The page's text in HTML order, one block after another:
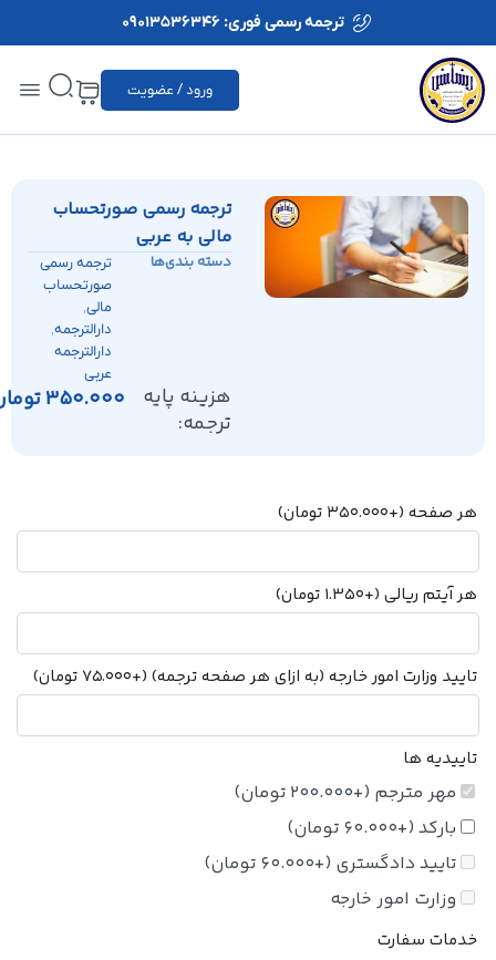
ترجمه رسمی فوری: 09013536346
ورود / عضویت
ترجمه رسمی صورتحساب
مالی به عربی
دسته بندی‌ها
ترجمه رسمی
صورتحساب
مالی,
دارالترجمه,
دارالترجمه
عربی
هزینه پایه
ترجمه:
350.000تومان
هر صفحه(+
350.000تومان)
هر آیتم ریالی(+
1.350 تومان)
تایید وزارت امور خارجه (به ازای هر صفحه ترجمه)(+
75.000تومان)
تاییدیه ها
مهر مترجم(+
200.000 تومان)
بارکد(+
60.000 تومان)
تایید دادگستری(+
60.000 تومان)
وزارت امور خارجه
خدمات سفارت